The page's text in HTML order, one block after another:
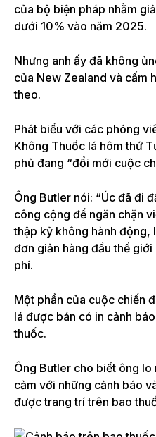
của bộ biện pháp nhằm
dưới 10% vào năm 2025.
Nhưng anh ấy đã không
của New Zealand và cấm
theo.
Phát biểu với các phóng
Không Thuốc lá hôm thứ
phủ đang “đổi mới cuộc
Ông Butler nói: “Úc đã đi
công cộng để ngăn chặn
thập kỷ không hành động,
đơn giản hàng đầu thế
phí.
Một phần của cuộc chiến
lá được bán có in cảnh
thuốc.
Ông Butler cho biết ông
cảm với những cảnh báo
được trang trí trên bao